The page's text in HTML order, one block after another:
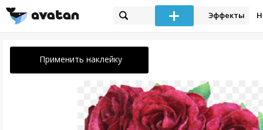
Эффекты
Применить наклейку